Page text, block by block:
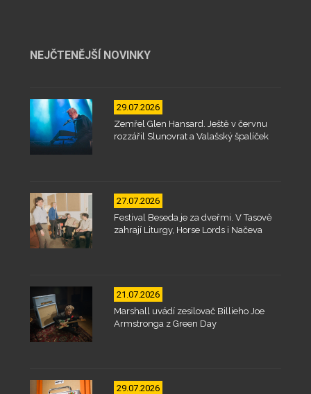
NEJČTENĚJŠÍ NOVINKY
29.07.2026
Zemřel Glen Hansard. Ještě v červnu
rozzářil Slunovrat a Valašský špalíček
27.07.2026
Festival Beseda je za dveřmi. V Tasově
zahrají Liturgy, Horse Lords i Načeva
21.07.2026
Marshall uvádí zesilovač Billieho Joe
Armstronga z Green Day
29.07.2026